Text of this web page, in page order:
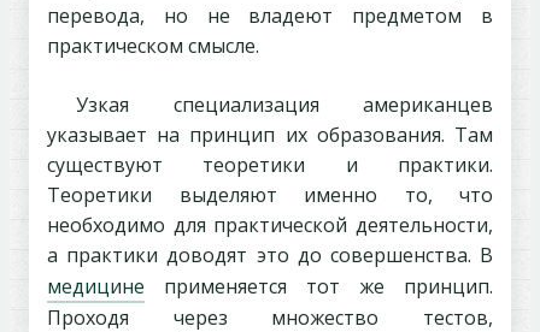
перевода, но не владеют предметом в
практическом смысле.
Узкая специализация американцев
указывает на принцип их образования. Там
существуют теоретики и практики.
Теоретики выделяют именно то, что
необходимо для практической деятельности,
а практики доводят это до совершенства. В
медицине применяется тот же принцип.
Проходя через множество тестов,